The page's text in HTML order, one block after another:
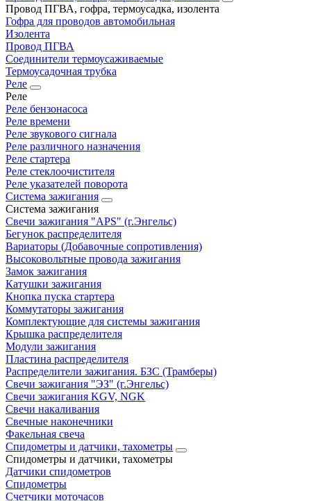
Провод ПГВА, гофра, термоусадка, изолента
Гофра для проводов автомобильная
Изолента
Провод ПГВА
Соединители термоусаживаемые
Термоусадочная трубка
Реле
Реле
Реле бензонасоса
Реле времени
Реле звукового сигнала
Реле различного назначения
Реле стартера
Реле стеклоочистителя
Реле указателей поворота
Система зажигания
Система зажигания
Свечи зажигания "APS" (г.Энгельс)
Бегунок распределителя
Вариаторы (Добавочные сопротивления)
Высоковольтные провода зажигания
Замок зажигания
Катушки зажигания
Кнопка пуска стартера
Коммутаторы зажигания
Комплектующие для системы зажигания
Крышка распределителя
Модули зажигания
Пластина распределителя
Распределители зажигания. БЗС (Трамберы)
Свечи зажигания "ЭЗ" (г.Энгельс)
Свечи зажигания KGV, NGK
Свечи накаливания
Свечные наконечники
Факельная свеча
Спидометры и датчики, тахометры
Спидометры и датчики, тахометры
Датчики спидометров
Спидометры
Счетчики моточасов